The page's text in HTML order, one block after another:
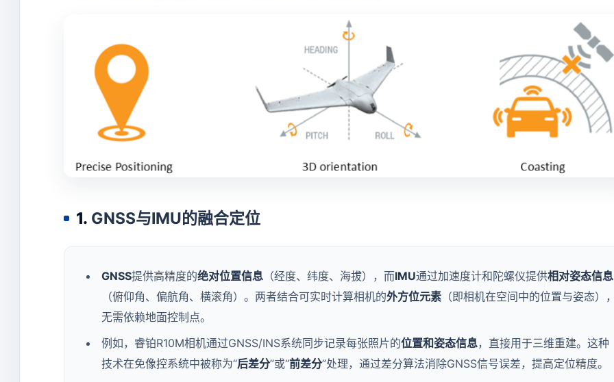
1. GNSS与IMU的融合定位
GNSS提供高精度的绝对位置信息 （经度、纬度、海拔），而IMU通过加速度计和陀螺仪提供相对姿态信息
（俯仰角、偏航角、横滚角）。两者结合可实时计算相机的外方位元素 （即相机在空间中的位置与姿态）
无需依赖地面控制点。
例如，睿铂R10M相机通过GNSS/INS系统同步记录每张照片的位置和姿态信息，直接用于三维重建。这种
技术在免像控系统中被称为“后差分”或“前差分”处理，通过差分算法消除GNSS信号误差，提高定位精度。